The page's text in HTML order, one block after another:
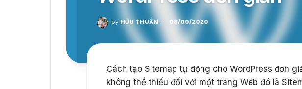
by HỮU THUẦN · 08/09/2020
Cách tạo Sitemap tự động cho WordPress đơn
không thể thiếu đối với một trang Web đó là